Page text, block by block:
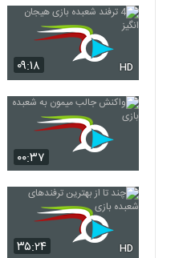
۰۹:۱۸ HD
۰۰:۳۷
۳۵:۲۴ HD